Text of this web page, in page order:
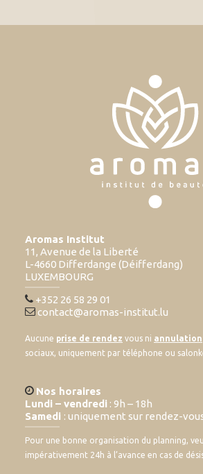
Aromas Institut
11, Avenue de la Liberté
L-4660 Differdange (Déifferdang)
LUXEMBOURG
+352 26 58 29 01
contact@aromas-institut.lu
Aucune prise de rendez vous ni annulation
sociaux, uniquement par téléphone ou
Nos horaires
Lundi – vendredi : 9h – 18h
Samedi : uniquement sur rendez-
Pour une bonne organisation du planning,
impérativement 24h à l’avance en cas de